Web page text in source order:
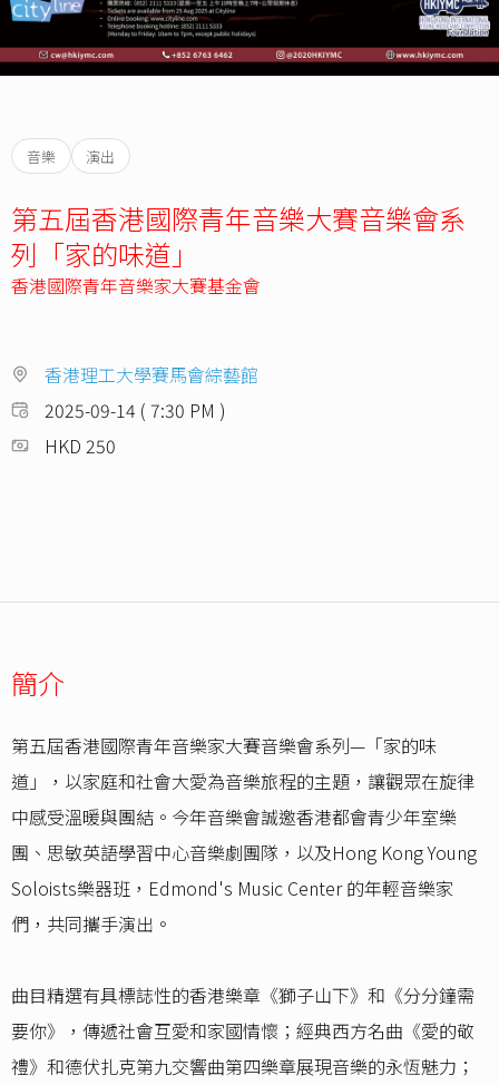
音樂 演出
第五屆香港國際青年音樂大賽音樂會系
列「家的味道」
香港國際青年音樂家大賽基金會
香港理工大學賽馬會綜藝館
2025-09-14 ( 7:30 PM )
HKD 250
簡介
第五屆香港國際青年音樂家大賽音樂會系列—「家的味
道」，以家庭和社會大愛為音樂旅程的主題，讓觀眾在旋律
中感受溫暖與團結。今年音樂會誠邀香港都會青少年室樂
團、思敏英語學習中心音樂劇團隊，以及Hong Kong Young
Soloists樂器班，Edmond's Music Center 的年輕音樂家
們，共同攜手演出。
曲目精選有具標誌性的香港樂章《獅子山下》和《分分鐘需
要你》，傳遞社會互愛和家國情懷；經典西方名曲《愛的敬
禮》和德伏扎克第九交響曲第四樂章展現音樂的永恆魅力；